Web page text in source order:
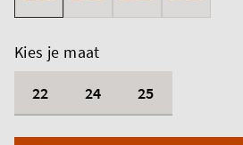
Kies je maat
22
24 25